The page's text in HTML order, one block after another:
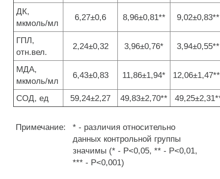
ДК,
мкмоль/мл
6,27±0,6 8,96±0,81** 9,02±0,83**
ГПЛ,
отн.вел.
2,24±0,32 3,96±0,76* 3,94±0,55**
МДА,
мкмоль/мл
6,43±0,83 11,86±1,94*
СОД, ед 59,24±2,27 49,83±2,70**
Примечание:
* - различия относительно
данных контрольной группы
значимы (* - P<0,05, ** - P<0,01,
*** - P<0,001)